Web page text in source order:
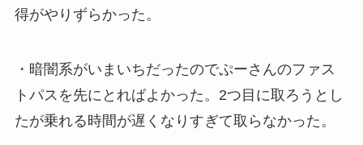
得がやりずらかった。
・暗闇系がいまいちだったのでぷーさんのファス
トパスを先にとればよかった。2つ目に取ろうとし
たが乗れる時間が遅くなりすぎて取らなかった。